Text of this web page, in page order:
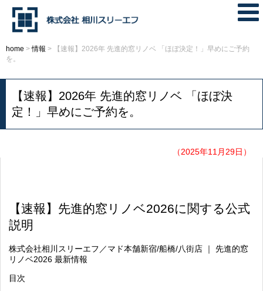
home >情報 >
【速報】2026年 先進的窓リノベ 「ほぼ決定！」早めにご予約
を。
【速報】2026年 先進的窓リノベ 「ほぼ決
定！」早めにご予約を。
（2025年11月29日）
【速報】先進的窓リノベ2026に関する公式
説明
株式会社相川スリーエフ／マド本舗新宿/船橋/八街店 ｜ 先進的窓
リノベ2026 最新情報
目次